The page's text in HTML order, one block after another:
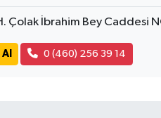
Çolak İbrahim Bey Caddesi
0 (460) 256 39 14